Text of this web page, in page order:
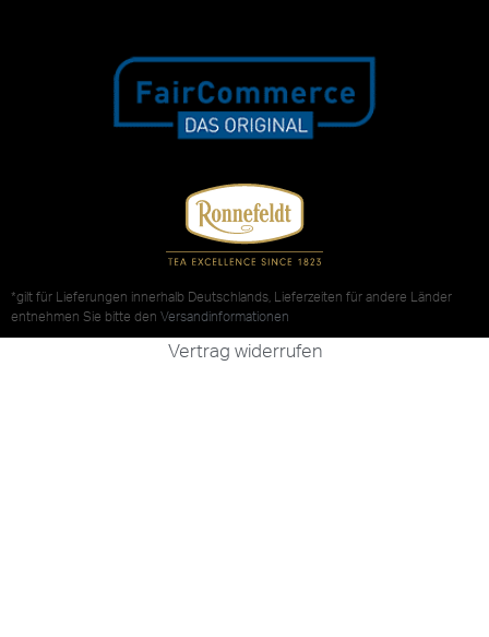
*gilt für Lieferungen innerhalb Deutschlands, Lieferzeiten für andere Länder
entnehmen Sie bitte den Versandinformationen
Vertrag widerrufen